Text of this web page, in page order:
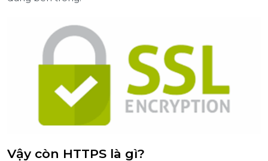
Vậy còn HTTPS là gì?